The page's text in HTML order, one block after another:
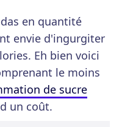
en quantité
envie d'ingurgiter
Eh bien voici
le moins
de sucre
un coût.